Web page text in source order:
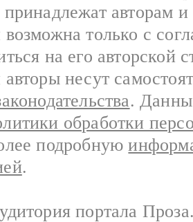
принадлежат авторам
только с
на его авторской
авторы несут
.
обработки
подробную
.
портала